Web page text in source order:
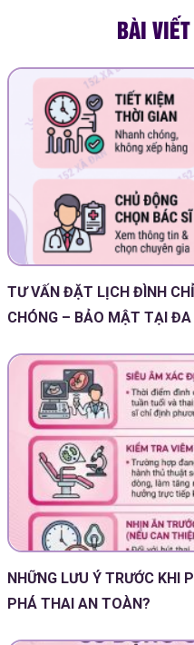
BÀI
TƯ VẤN ĐẶT LỊCH ĐÌNH
CHÓNG – BẢO MẬT TẠI ĐA
NHỮNG LƯU Ý TRƯỚC KHI
PHÁ THAI AN TOÀN?